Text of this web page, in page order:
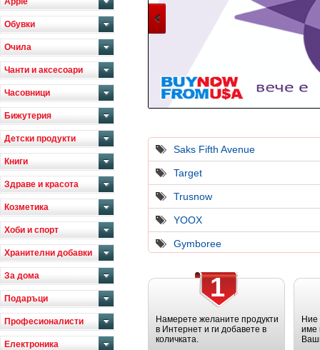
Обувки
Очила
Чанти и аксесоари
Часовници
Бижутерия
Детски продукти
Книги
Здраве и красота
Козметика
Хоби и спорт
Хранителни добавки
За дома
Подаръци
Професионалисти
Електроника
Saks Fifth Avenue
Target
Trusnow
YOOX
Gymboree
1
Намерете желаните продукти
в Интернет и ги добавете в
количката.
име